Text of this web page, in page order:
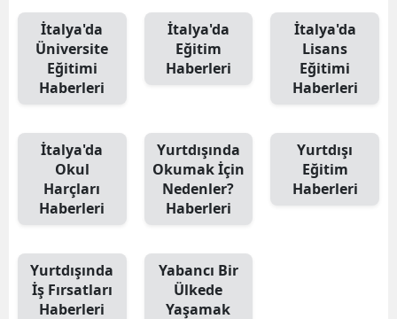
İtalya'da
Üniversite
Eğitimi
Haberleri
İtalya'da
Eğitim
Haberleri
İtalya'da
Lisans
Eğitimi
Haberleri
İtalya'da
Okul
Harçları
Haberleri
Yurtdışında
Okumak İçin
Nedenler?
Haberleri
Yurtdışı
Eğitim
Haberleri
Yurtdışında
İş Fırsatları
Haberleri
Yabancı Bir
Ülkede
Yaşamak